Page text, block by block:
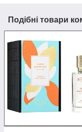
Подібні товари